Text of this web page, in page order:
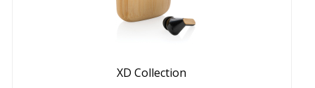
XD Collection